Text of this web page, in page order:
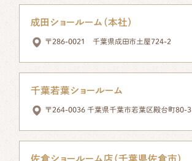
成田ショールーム（本社）
〒286-0021 千葉県成田市土屋724-2
千葉若葉ショールーム
〒264-0036 千葉県千葉市若葉区殿台町80-3
佐倉ショールーム店（千葉県佐倉市）